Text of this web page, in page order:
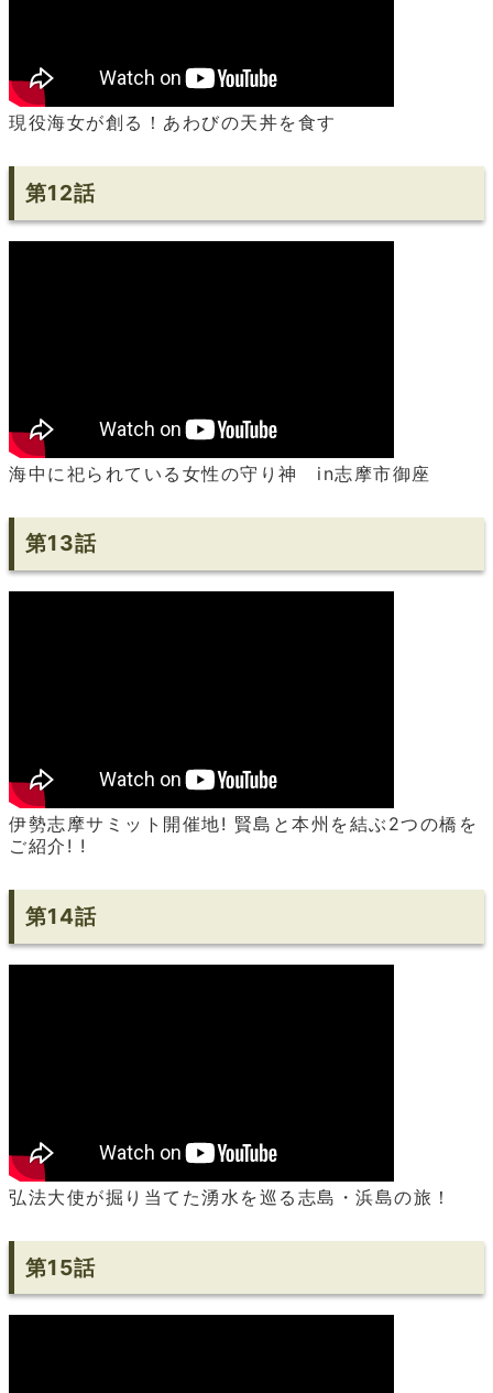
現役海女が創る！あわびの天丼を食す
第12話
海中に祀られている女性の守り神 in志摩市御座
第13話
伊勢志摩サミット開催地! 賢島と本州を結ぶ2つの橋を
ご紹介! !
第14話
弘法大使が掘り当てた湧水を巡る志島・浜島の旅！
第15話